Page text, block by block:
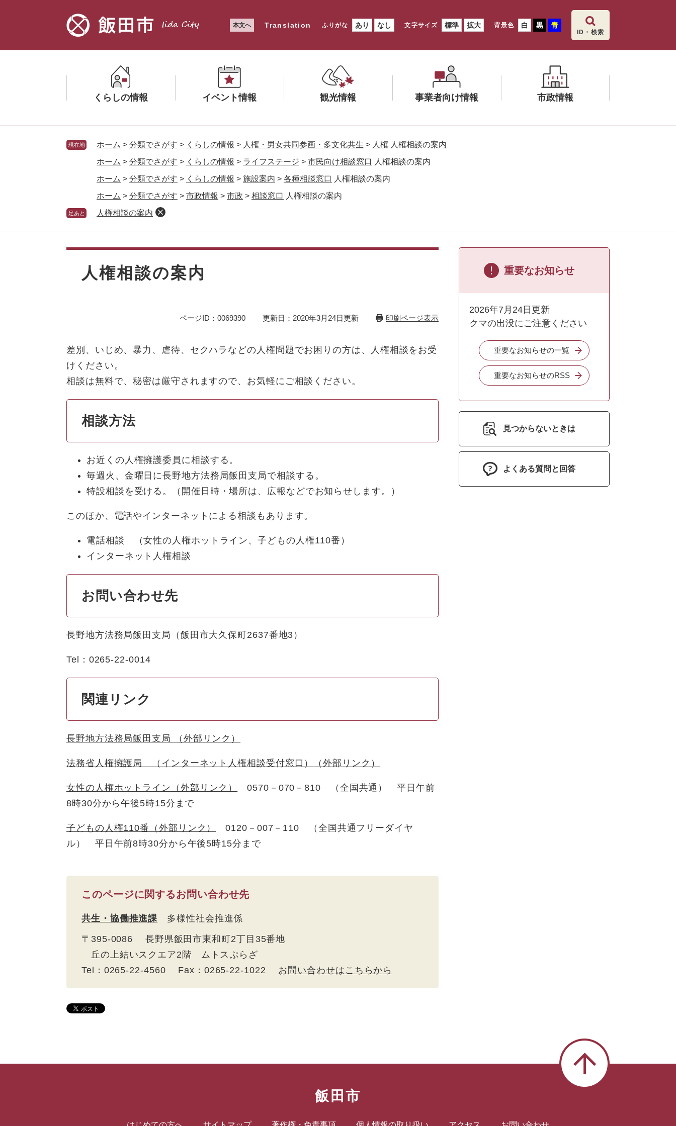
文
本文へ Translation ふりがな あり なし 文字サイズ 標準 拡大 背景色 白 黒 青
ID・検索
くらしの情報
ニ
く
イベント情報
ニ
ー
を
ひ
観光情報
ニ
ー
を
ひ
事業者向け情報
ニ
ュ
ー
市政情報
現在地 ホーム > 分類でさがす > くらしの情報 > 人権・男女共同参画・多文化共生 > 人権 人権相談の案内
ホーム > 分類でさがす > くらしの情報 > ライフステージ > 市民向け相談窓口 人権相談の案内
ホーム > 分類でさがす > くらしの情報 > 施設案内 > 各種相談窓口 人権相談の案内
ホーム > 分類でさがす > 市政情報 > 市政 > 相談窓口 人権相談の案内
足あと 人権相談の案内
人権相談の案内
ページID：0069390 更新日：2020年3月24日更新 印刷ページ表示
差別、いじめ、暴力、虐待、セクハラなどの人権問題でお困りの方は、人権相談をお受
けください。
相談は無料で、秘密は厳守されますので、お気軽にご相談ください。
相談方法
お近くの人権擁護委員に相談する。
毎週火、金曜日に長野地方法務局飯田支局で相談する。
特設相談を受ける。（開催日時・場所は、広報などでお知らせします。）
このほか、電話やインターネットによる相談もあります。
電話相談 （女性の人権ホットライン、子どもの人権110番）
インターネット人権相談
お問い合わせ先
長野地方法務局飯田支局（飯田市大久保町2637番地3）
Tel：0265-22-0014
関連リンク
長野地方法務局飯田支局 （外部リンク）
法務省人権擁護局 （インターネット人権相談受付窓口） （外部リンク）
女性の人権ホットライン （外部リンク）
0570－070－810 （全国共通） 平日午前
8時30分から午後5時15分まで
子どもの人権110番 （外部リンク）
0120－007－110 （全国共通フリーダイヤ
ル） 平日午前8時30分から午後5時15分まで
このページに関するお問い合わせ先
共生・協働推進課 多様性社会推進係
〒395-0086 長野県飯田市東和町2丁目35番地
丘の上結いスクエア2階 ムトスぷらざ
Tel：0265-22-4560 Fax：0265-22-1022 お問い合わせはこちらから
重要なお知らせ
2026年7月24日更新
クマの出没にご注意ください
重要なお知らせの一覧
重要なお知らせのRSS
見つからないときは
よくある質問と回答
飯田市